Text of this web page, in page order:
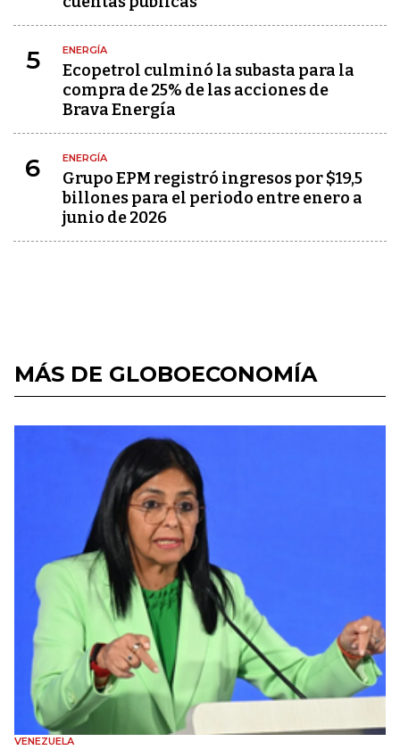
5 ENERGÍA
Ecopetrol culminó la subasta para la
compra de 25% de las acciones de
Brava Energía
6 ENERGÍA
Grupo EPM registró ingresos por $19,5
billones para el periodo entre enero a
junio de 2026
MÁS DE GLOBOECONOMÍA
VENEZUELA